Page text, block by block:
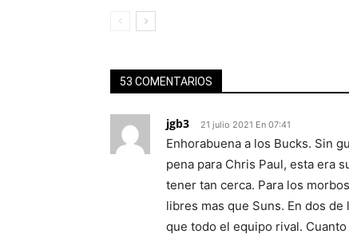
53 COMENTARIOS
jgb3 21 julio 2021 En 07:41
Enhorabuena a los Bucks. Sin
pena para Chris Paul, esta era
tener tan cerca. Para los
libres mas que Suns. En dos
que todo el equipo rival.